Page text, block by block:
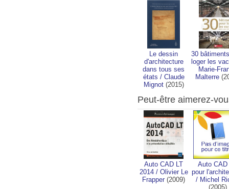
Le dessin
d'architecture
dans tous ses
états / Claude
Mignot(2015)
30
loger les
Marie-
Malterre
Peut-être aimerez-
Auto CAD LT
2014/ Olivier Le
Frapper (2009)
Auto CAD
pour
/ Michel
(2005)